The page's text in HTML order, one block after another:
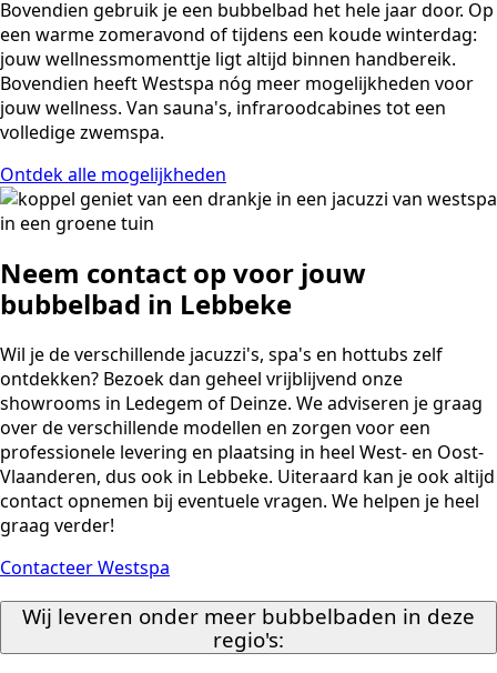
Bovendien gebruik je een bubbelbad het hele jaar door. Op
een warme zomeravond of tijdens een koude winterdag:
jouw wellnessmomenttje ligt altijd binnen handbereik.
Bovendien heeft Westspa nóg meer mogelijkheden voor
jouw wellness. Van sauna's, infraroodcabines tot een
volledige zwemspa.
Ontdek alle mogelijkheden
Neem contact op voor jouw
bubbelbad in Lebbeke
Wil je de verschillende jacuzzi's, spa's en hottubs zelf
ontdekken? Bezoek dan geheel vrijblijvend onze
showrooms in Ledegem of Deinze. We adviseren je graag
over de verschillende modellen en zorgen voor een
professionele levering en plaatsing in heel West- en Oost-
Vlaanderen, dus ook in Lebbeke. Uiteraard kan je ook altijd
contact opnemen bij eventuele vragen. We helpen je heel
graag verder!
Contacteer Westspa
Wij leveren onder meer bubbelbaden in deze
regio's: